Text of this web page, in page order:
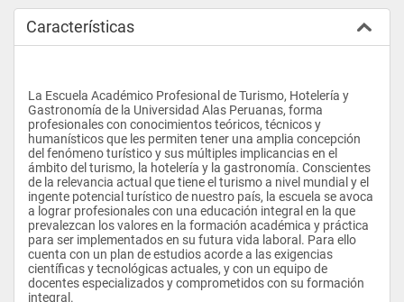
Características
La Escuela Académico Profesional de Turismo, Hotelería y
Gastronomía de la Universidad Alas Peruanas, forma
profesionales con conocimientos teóricos, técnicos y
humanísticos que les permiten tener una amplia concepción
del fenómeno turístico y sus múltiples implicancias en el
ámbito del turismo, la hotelería y la gastronomía. Conscientes
de la relevancia actual que tiene el turismo a nivel mundial y el
ingente potencial turístico de nuestro país, la escuela se avoca
a lograr profesionales con una educación integral en la que
prevalezcan los valores en la formación académica y práctica
para ser implementados en su futura vida laboral. Para ello
cuenta con un plan de estudios acorde a las exigencias
científicas y tecnológicas actuales, y con un equipo de
docentes especializados y comprometidos con su formación
integral.